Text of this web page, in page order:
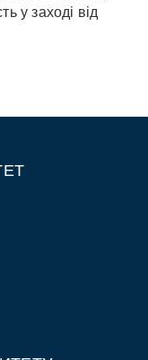
у заході від